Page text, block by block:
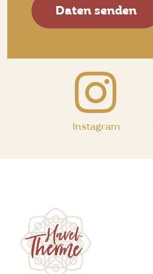
field
Daten senden
Instagram